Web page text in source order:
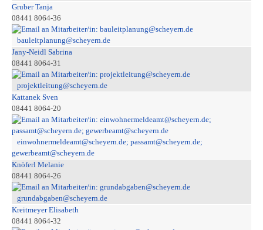
Gruber Tanja
08441 8064-36
bauleitplanung@scheyern.de
Jany-Neidl Sabrina
08441 8064-31
projektleitung@scheyern.de
Kattanek Sven
08441 8064-20
einwohnermeldeamt@scheyern.de; passamt@scheyern.de;
gewerbeamt@scheyern.de
Knöferl Melanie
08441 8064-26
grundabgaben@scheyern.de
Kreitmeyer Elisabeth
08441 8064-32